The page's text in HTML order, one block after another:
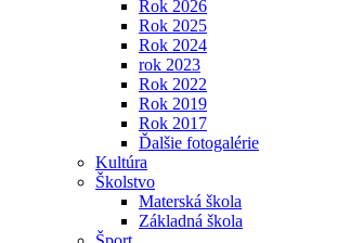
Rok 2026
Rok 2025
Rok 2024
rok 2023
Rok 2022
Rok 2019
Rok 2017
Ďalšie fotogalérie
Kultúra
Školstvo
Materská škola
Základná škola